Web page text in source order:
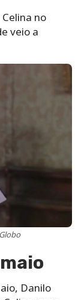
no
veio a
Danilo